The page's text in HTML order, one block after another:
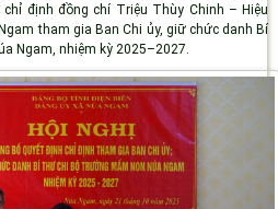
định đồng chí Triệu Thùy Chinh – Hiệu
tham gia Ban Chi ủy, giữ chức danh Bí
Ngam, nhiệm kỳ 2025–2027.